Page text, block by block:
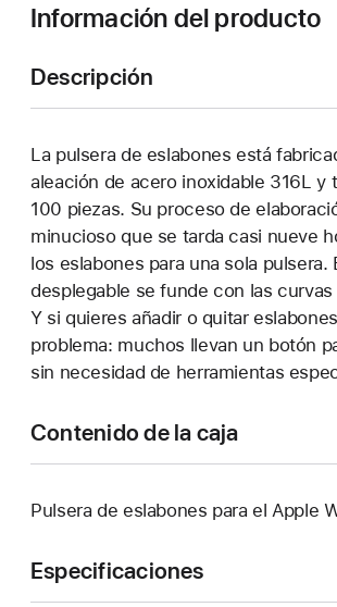
Información del producto
Descripción
La pulsera de eslabones está
aleación de acero inoxidable 316L y
100 piezas. Su proceso de
minucioso que se tarda casi nueve
los eslabones para una sola pulsera.
desplegable se funde con las
Y si quieres añadir o quitar
problema: muchos llevan un botón
sin necesidad de herramientas
Contenido de la caja
Pulsera de eslabones para el Apple
Especificaciones